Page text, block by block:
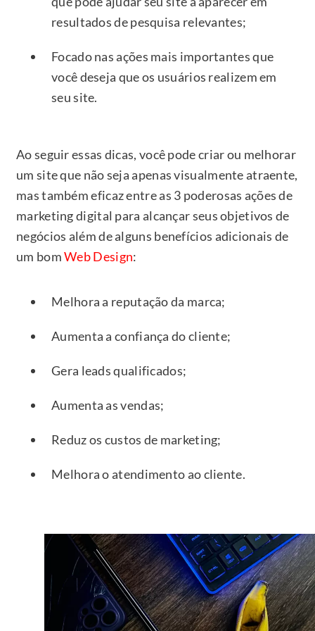
resultados de pesquisa relevantes;
Focado nas ações mais importantes que
você deseja que os usuários realizem em
seu site.
Ao seguir essas dicas, você pode criar ou melhorar
um site que não seja apenas visualmente atraente,
mas também eficaz entre as 3 poderosas ações de
marketing digital para alcançar seus objetivos de
negócios além de alguns benefícios adicionais de
um bomWeb Design:
Melhora a reputação da marca;
Aumenta a confiança do cliente;
Gera leads qualificados;
Aumenta as vendas;
Reduz os custos de marketing;
Melhora o atendimento ao cliente.